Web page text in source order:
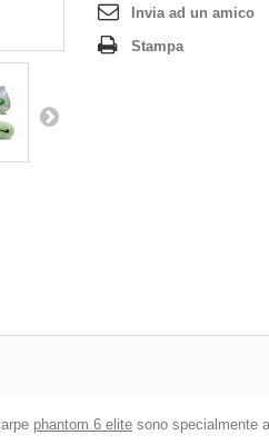
Invia ad un amico
Stampa
phantom 6 elite sono specialmente